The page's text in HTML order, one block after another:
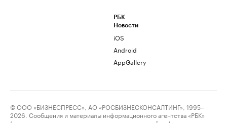
РБК
Новости
iOS
Android
AppGallery
© ООО «БИЗНЕСПРЕСС», АО «РОСБИЗНЕСКОНСАЛТИНГ», 1995–
2026. Сообщения и материалы информационного агентства «РБК»